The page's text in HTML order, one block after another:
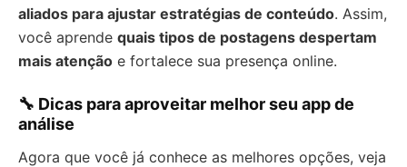
aliados para ajustar estratégias de conteúdo. Assim,
você aprende quais tipos de postagens despertam
mais atenção e fortalece sua presença online.
🔧 Dicas para aproveitar melhor seu app de
análise
Agora que você já conhece as melhores opções, veja